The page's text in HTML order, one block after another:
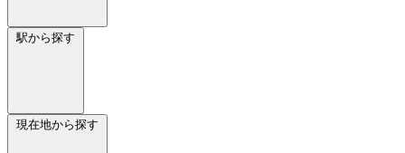
駅から探す
現在地から探す